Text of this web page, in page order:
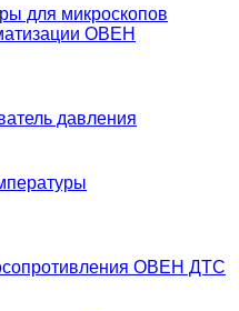
для микроскопов
ОВЕН
давления
ОВЕН ДТС